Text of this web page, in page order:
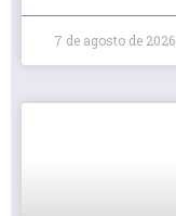
7 de agosto de 2026